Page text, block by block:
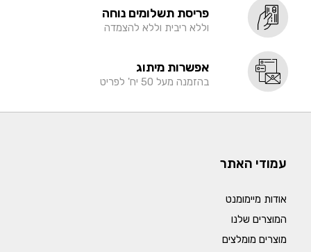
פריסת תשלומים נוחה
וללא ריבית וללא להצמדה
אפשרות מיתוג
בהזמנה מעל 50 יח' לפריט
עמודי האתר
אודות מיימומנט
המוצרים שלנו
מוצרים מומלצים